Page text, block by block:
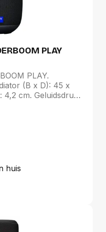
Type
142 mm, Diepte:
PLAY
PLAY.
(B x D): 45 x
4,2 cm. Geluidsdruk
Draadloos,
het product:
gebruik:
huis